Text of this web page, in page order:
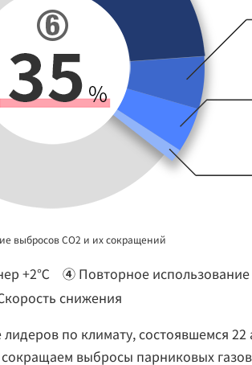
выбросов CO2 и их сокращений
+2℃ ④ Повторное использование
снижения
по климату, состоявшемся 22
выбросы парниковых